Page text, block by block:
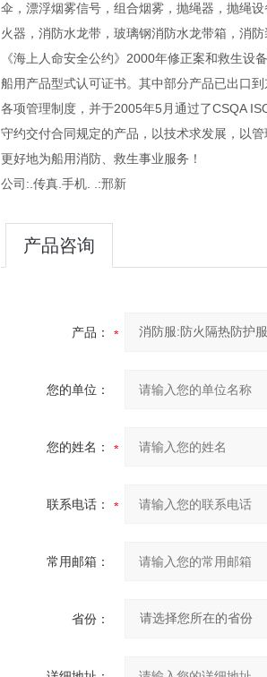
伞，漂浮烟雾信号，组合烟雾，抛绳器，抛绳
火器，消防水龙带，玻璃钢消防水龙带箱，消
《海上人命安全公约》2000年修正案和救生
船用产品型式认可证书。其中部分产品已出口
各项管理制度，并于2005年5月通过了CSQA
守约交付合同规定的产品，以技术求发展，以
更好地为船用消防、救生事业服务！
公司:.传真.手机. .:邢新
产品咨询
产品：
您的单位：
您的姓名：
联系电话：
常用邮箱：
省份：